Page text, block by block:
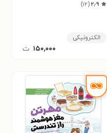
۲٫۹(۱۲)
الکترونیکی
۱۵۰,۰۰۰ ت